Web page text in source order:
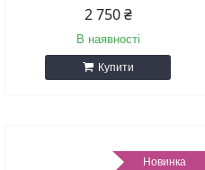
2 750 ₴
В наявності
Купити
Новинка